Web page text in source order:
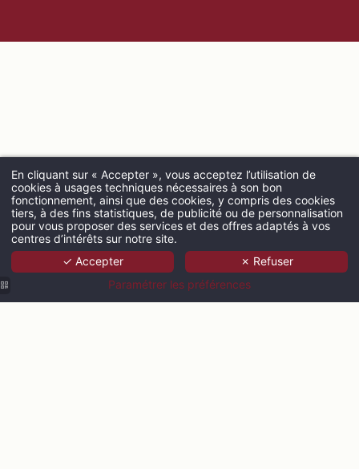
ARRIVÉE
ADULTES
En cliquant sur « Accepter », vous acceptez l’utilisation de
cookies à usages techniques nécessaires à son bon
fonctionnement, ainsi que des cookies, y compris des cookies
tiers, à des fins statistiques, de publicité ou de personnalisation
pour vous proposer des services et des offres adaptés à vos
centres d’intérêts sur notre site.
✓ Accepter
✗ Refuser
Paramétrer les préférences